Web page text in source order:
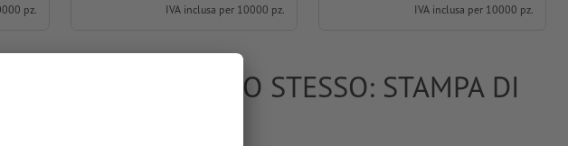
pz. IVA inclusa per 10000 pz. IVA inclusa per 10000 pz.
E BELLE AL TEMPO STESSO: STAMPA DI